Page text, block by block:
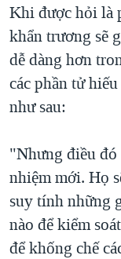
Khi được hỏi là
khẩn trương sẽ
dễ dàng hơn
các phần tử
như sau:
"Nhưng điều đó
nhiệm mới. Họ
suy tính những
nào để kiểm
để khống chế